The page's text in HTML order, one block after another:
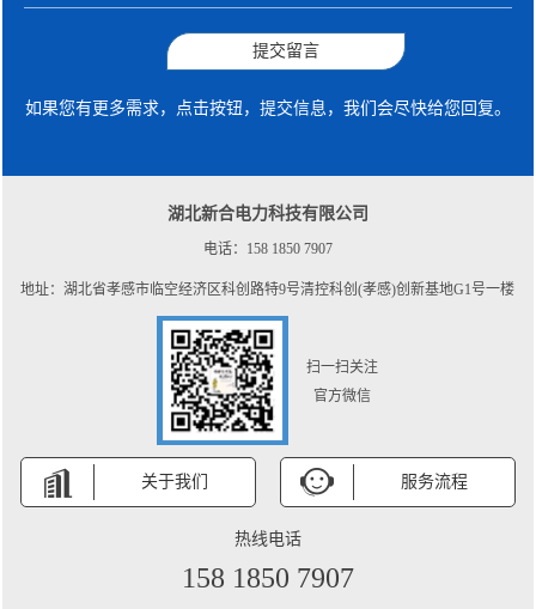
提交留言
如果您有更多需求，点击按钮，提交信息，我们会尽快给您回复。
湖北新合电力科技有限公司
电话：158 1850 7907
地址：湖北省孝感市临空经济区科创路特9号清控科创(孝感)创新基地G1号一楼
扫一扫关注
官方微信
关于我们 服务流程
热线电话
158 1850 7907